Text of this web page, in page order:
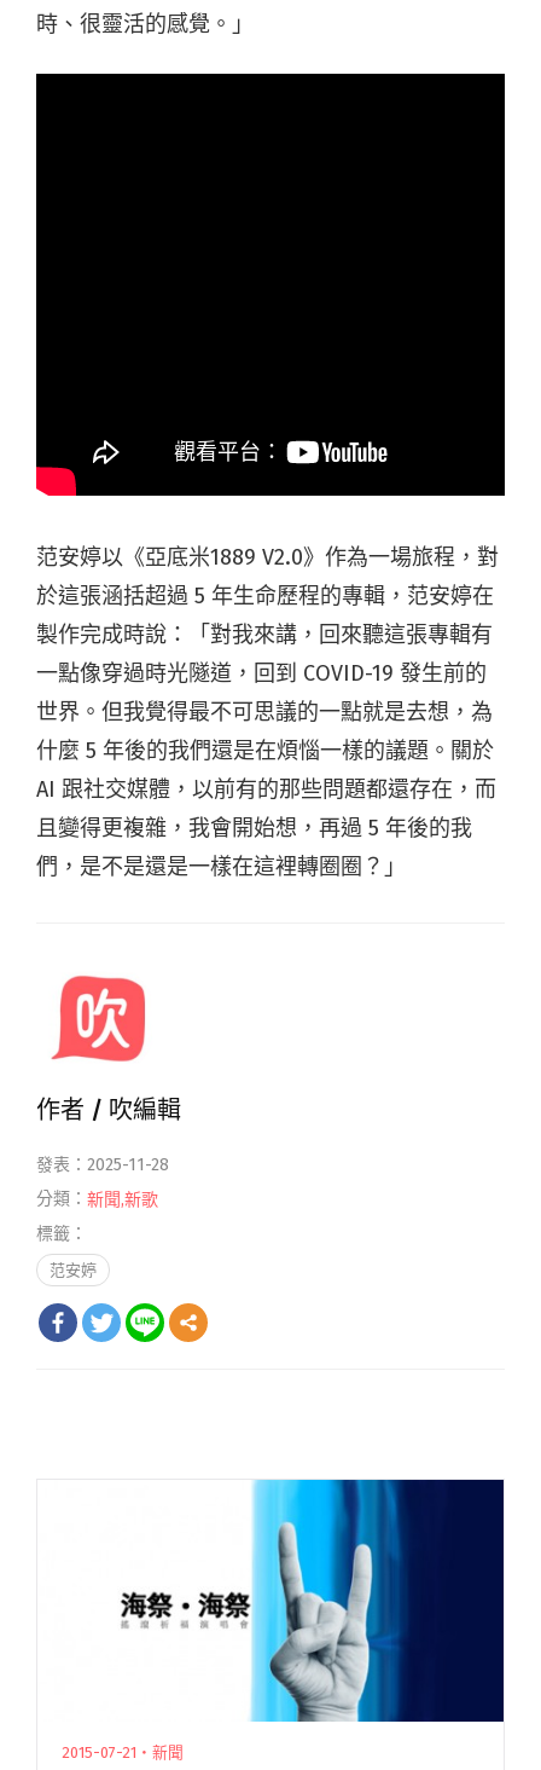
時、很靈活的感覺。」
范安婷以《亞底米1889 V2.0》作為一場旅程，對
於這張涵括超過 5 年生命歷程的專輯，范安婷在
製作完成時說：「對我來講，回來聽這張專輯有
一點像穿過時光隧道，回到 COVID-19 發生前的
世界。但我覺得最不可思議的一點就是去想，為
什麼 5 年後的我們還是在煩惱一樣的議題。關於
AI 跟社交媒體，以前有的那些問題都還存在，而
且變得更複雜，我會開始想，再過 5 年後的我
們，是不是還是一樣在這裡轉圈圈？」
作者 / 吹編輯
發表：2025-11-28
分類： 新聞,新歌
標籤：
范安婷
2015-07-21・新聞